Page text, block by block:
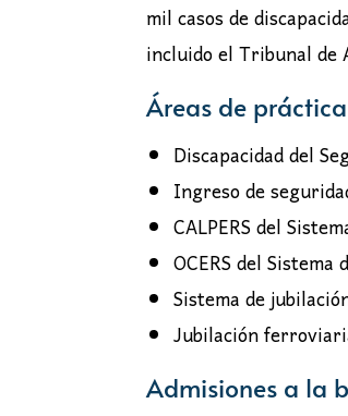
mil casos de
incluido el Tribunal de
Áreas de práctica
Discapacidad del
Ingreso de
CALPERS del
OCERS del
Sistema de
Jubilación
Admisiones a la